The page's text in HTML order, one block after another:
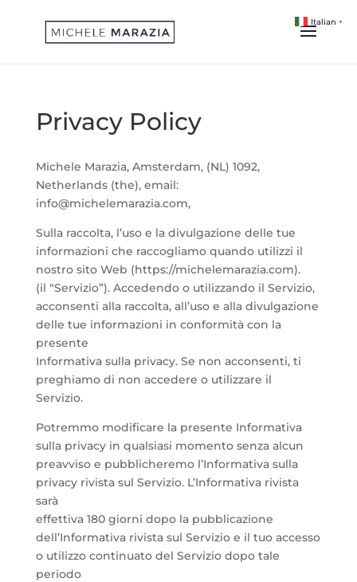
Privacy Policy
Michele Marazia, Amsterdam, (NL) 1092,
Netherlands (the), email:
info@michelemarazia.com,
Sulla raccolta, l’uso e la divulgazione delle tue
informazioni che raccogliamo quando utilizzi il
nostro sito Web (https://michelemarazia.com).
(il “Servizio”). Accedendo o utilizzando il Servizio,
acconsenti alla raccolta, all’uso e alla divulgazione
delle tue informazioni in conformità con la
presente
Informativa sulla privacy. Se non acconsenti, ti
preghiamo di non accedere o utilizzare il
Servizio.
Potremmo modificare la presente Informativa
sulla privacy in qualsiasi momento senza alcun
preavviso e pubblicheremo l’Informativa sulla
privacy rivista sul Servizio. L’Informativa rivista
sarà
effettiva 180 giorni dopo la pubblicazione
dell’Informativa rivista sul Servizio e il tuo accesso
o utilizzo continuato del Servizio dopo tale
periodo
Italian ▼